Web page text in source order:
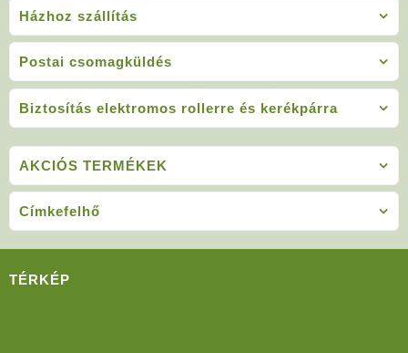
Házhoz szállítás
Postai csomagküldés
Biztosítás elektromos rollerre és kerékpárra
AKCIÓS TERMÉKEK
Címkefelhő
TÉRKÉP